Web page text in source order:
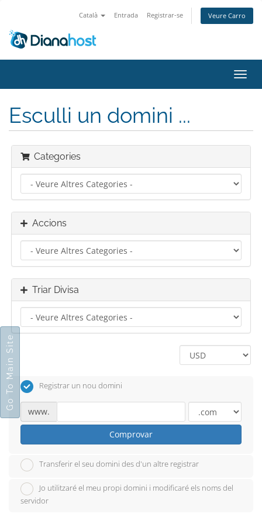
Català Entrada Registrar-se Veure Carro
la
Esculli un domini ...
Categories
Accions
Triar Divisa
Registrar un nou domini
www.
Comprovar
Transferir el seu domini des d'un altre registrar
Jo utilitzaré el meu propi domini i modificaré els noms del
servidor
Go To Main Site